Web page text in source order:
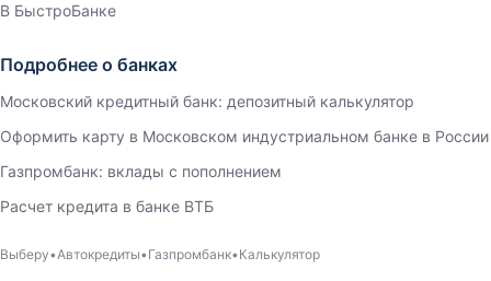
В БыстроБанке
Подробнее о банках
Московский кредитный банк: депозитный калькулятор
Оформить карту в Московском индустриальном банке в России
Газпромбанк: вклады с пополнением
Расчет кредита в банке ВТБ
Выберу Автокредиты Газпромбанк Калькулятор